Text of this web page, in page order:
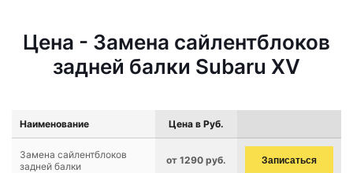
Цена - Замена сайлентблоков
задней балки Subaru XV
Наименование Цена в Руб.
Замена сайлентблоков
задней балки
от 1290 руб. Записаться